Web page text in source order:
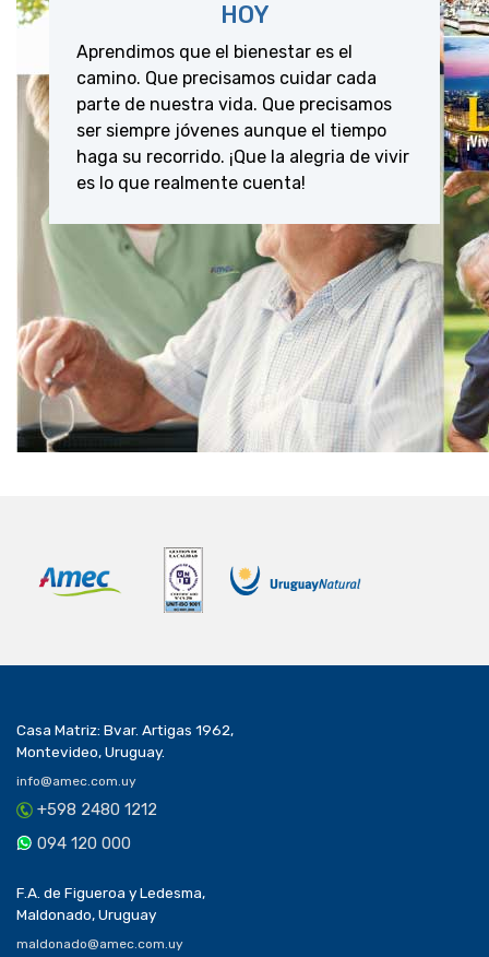
HOY
Aprendimos que el bienestar es el
camino. Que precisamos cuidar cada
parte de nuestra vida. Que precisamos
ser siempre jóvenes aunque el tiempo
haga su recorrido. ¡Que la alegria de vivir
es lo que realmente cuenta!
Casa Matriz: Bvar. Artigas 1962,
Montevideo, Uruguay.
info@amec.com.uy
+598 2480 1212
094 120 000
F.A. de Figueroa y Ledesma,
Maldonado, Uruguay
maldonado@amec.com.uy